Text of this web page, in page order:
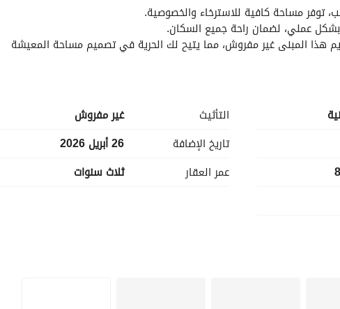
بإمدادات مياه موثوقة، وهي ضرورية للحياة اليومية.
التأثيث
غير مفروش
تاريخ الإضافة
26 أبريل 2026
عمر العقار
ثلاث سنوات